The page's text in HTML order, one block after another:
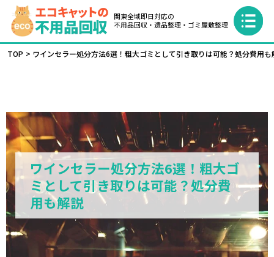
関東全域即日対応の
不用品回収・遺品整理・ゴミ屋敷整理
TOP ワインセラー処分方法6選！粗大ゴミとして引き取りは可能？処分費用も
ワインセラー処分方法6選！粗大ゴ
ミとして引き取りは可能？処分費
用も解説